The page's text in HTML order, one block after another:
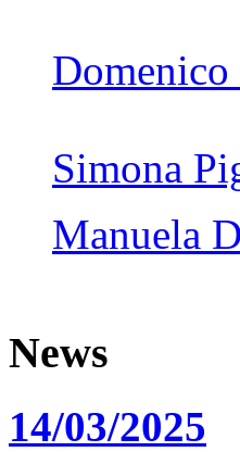
Simona
Manuela
News
14/03/2025